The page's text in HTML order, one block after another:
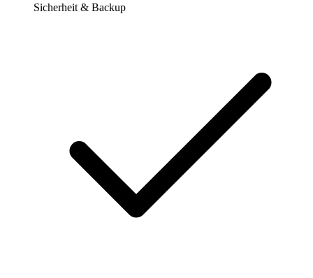
Sicherheit & Backup